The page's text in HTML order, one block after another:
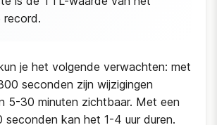
record.
je het volgende verwachten: met
seconden zijn wijzigingen
5-30 minuten zichtbaar. Met een
kan het 1-4 uur duren.